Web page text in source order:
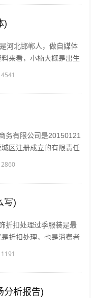
)
河北邯郸人，做自媒体
来看，小楠大概是出生
如今29岁上下。...
4541
务有限公司是20150121
区注册成立的有限责任
股，注册地址位于温州
2860
写)
折扣处理过季服装是最
折扣处理，也是消费者
有很多消费者比较乐意
1191
分析报告)